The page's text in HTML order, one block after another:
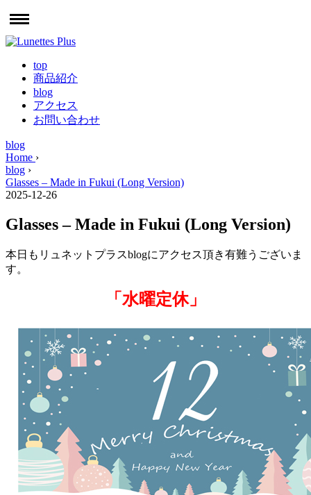
top
商品紹介
blog
アクセス
お問い合わせ
blog
Home ›
blog ›
Glasses – Made in Fukui (Long Version)
2025-12-26
Glasses – Made in Fukui (Long Version)
本日もリュネットプラスblogにアクセス頂き有難うございま
す。
「水曜定休」